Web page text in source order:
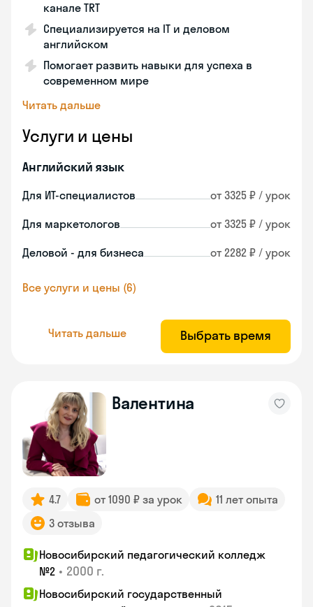
канале TRT
Специализируется на IT и деловом
английском
Помогает развить навыки для успеха в
современном мире
Читать дальше
Услуги и цены
Английский язык
Для ИТ-специалистов от 3325 ₽ / урок
Для маркетологов от 3325 ₽ / урок
Деловой - для бизнеса от 2282 ₽ / урок
Все услуги и цены (6)
Читать дальше Выбрать время
Валентина
4.7 от 1090 ₽ за урок
11 лет опыта
3 отзыва
Новосибирский педагогический колледж
№2 • 2000 г.
Новосибирский государственный